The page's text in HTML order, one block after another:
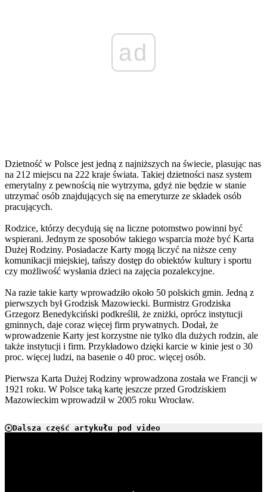
ad
Dzietność w Polsce jest jedną z najniższych na świecie, plasując nas
na 212 miejscu na 222 kraje świata. Takiej dzietności nasz system
emerytalny z pewnością nie wytrzyma, gdyż nie będzie w stanie
utrzymać osób znajdujących się na emeryturze ze składek osób
pracujących.
Rodzice, którzy decydują się na liczne potomstwo powinni być
wspierani. Jednym ze sposobów takiego wsparcia może być Karta
Dużej Rodziny. Posiadacze Karty mogą liczyć na niższe ceny
komunikacji miejskiej, tańszy dostęp do obiektów kultury i sportu
czy możliwość wysłania dzieci na zajęcia pozalekcyjne.
Na razie takie karty wprowadziło około 50 polskich gmin. Jedną z
pierwszych był Grodzisk Mazowiecki. Burmistrz Grodziska
Grzegorz Benedykciński podkreślił, że zniżki, oprócz instytucji
gminnych, daje coraz więcej firm prywatnych. Dodał, że
wprowadzenie Karty jest korzystne nie tylko dla dużych rodzin, ale
także instytucji i firm. Przykładowo dzięki karcie w kinie jest o 30
proc. więcej ludzi, na basenie o 40 proc. więcej osób.
Pierwsza Karta Dużej Rodziny wprowadzona została we Francji w
1921 roku. W Polsce taką kartę jeszcze przed Grodziskiem
Mazowieckim wprowadził w 2005 roku Wrocław.
Dalsza część artykułu pod video